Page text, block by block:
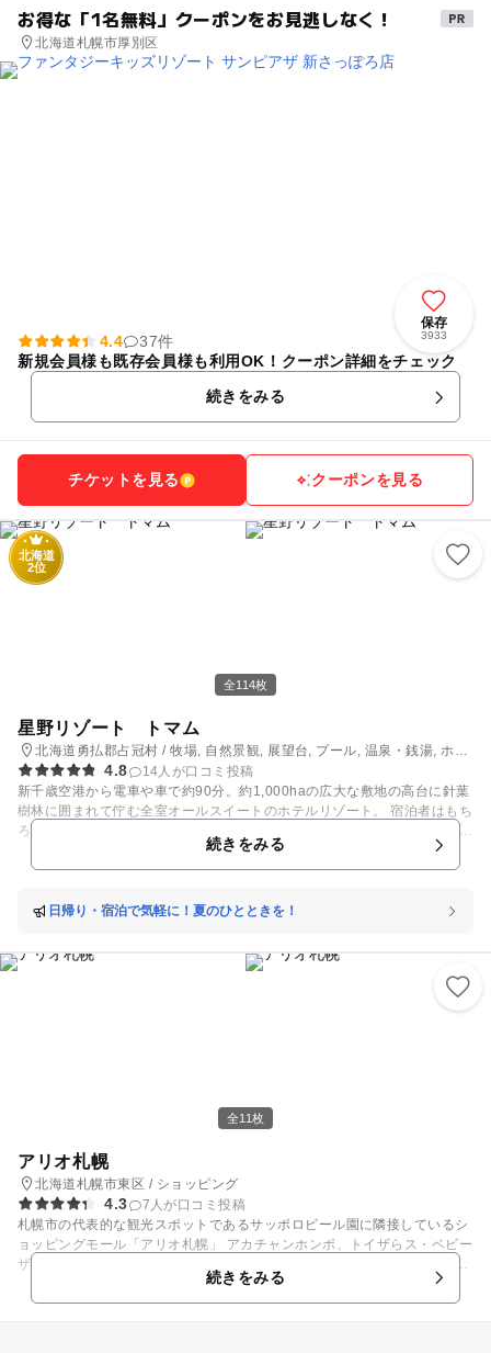
お得な「1名無料」クーポンをお見逃しなく！
北海道札幌市厚別区
保存
3933
4.4
37件
新規会員様も既存会員様も利用OK！クーポン詳細をチェック
続きをみる
チケットを見る クーポンを見る
全114枚
北海道
2位
星野リゾート トマム
北海道勇払郡占冠村 / 牧場, 自然景観, 展望台, プール, 温泉・銭湯, ホテ
ル・旅館, スキー場
4.8
14人が口コミ投稿
新千歳空港から電車や車で約90分。約1,000haの広大な敷地の高台に針葉
樹林に囲まれて佇む全室オールスイートのホテルリゾート。 宿泊者はもち
ろん、日帰りでも楽しめる体験やアクティビティが充実しています。 気象
条件がそろった時に流れ込むダイナミックな雲海を間近で観賞できる展望
施設「雲海テラス」や、国内最大級の屋内ウエーブプールのほか、自然体
ラス】2026年5月13日～2026年10月13日営業予定 雄大な景色を遠くまで
す。また、山道に沿って6つのユニークな展望スポットからは違った角度
ア」。大自然の中で羊や牛など動物たちとともに過ごしたり、カートドラ
イブ、ピクニックなど自由な楽しみ方ができます。
続きをみる
日帰り・宿泊で気軽に！夏のひとときを！
全11枚
アリオ札幌
北海道札幌市東区 / ショッピング
4.3
7人が口コミ投稿
札幌市の代表的な観光スポットであるサッポロビール園に隣接しているシ
ョッピングモール「アリオ札幌」 アカチャンホンポ、トイザらス・ベビー
ザらスの大型テナント他、お子様向けのゲームセンターや遊び場も充実
し、小さなお子様連れのファミリーも安心してお買い物やお食事が楽しめ
るショッピングモールです。 イトーヨーカドーもあるので、夕食のお買い
続きをみる